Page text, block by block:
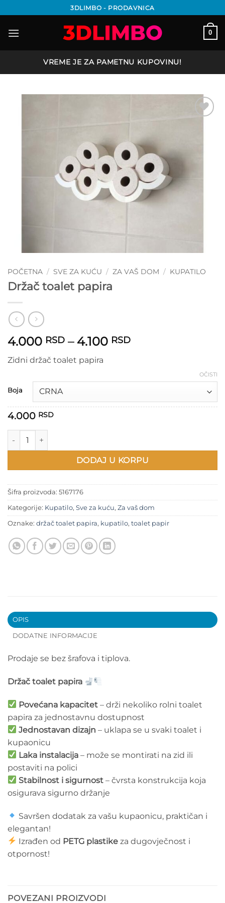
na
sadržaj
3DLIMBO - PRODAVNICA
0
VREME JE ZA PAMETNU KUPOVINU!
POČETNA / SVE ZA KUĆU / ZA VAŠ DOM / KUPATILO
Držač toalet papira
4.000 RSD – 4.100 RSDRaspon
4.100 RSD
Zidni držač toalet papira
Boja
OČISTI
4.000 RSD
Držač toalet papira količina
DODAJ U KORPU
Šifra proizvoda: 5167176
Kategorije: Kupatilo, Sve za kuću, Za vaš dom
Oznake: držač toalet papira, kupatilo, toalet papir
OPIS
DODATNE INFORMACIJE
Prodaje se bez šrafova i tiplova.
Držač toalet papira
Povećana kapacitet – drži nekoliko rolni toalet
papira za jednostavnu dostupnost
Jednostavan dizajn – uklapa se u svaki toalet i
kupaonicu
Laka instalacija – može se montirati na zid ili
postaviti na polici
Stabilnost i sigurnost – čvrsta konstrukcija koja
osigurava sigurno držanje
Savršen dodatak za vašu kupaonicu, praktičan i
elegantan!
Izrađen od PETG plastike za dugovječnost i
otpornost!
POVEZANI PROIZVODI